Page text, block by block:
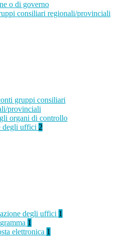
o di governo
consiliari regionali/provinciali
gruppi consiliari
provinciali
organi di controllo
degli uffici 2
degli uffici 1
1
elettronica 1